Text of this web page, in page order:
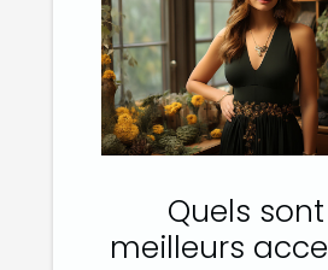
Quels
meilleurs